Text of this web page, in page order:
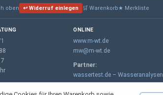
oben ↩ Widerruf einlegen 🛒 Warenkorb★ Merkliste
ONLINE
www.m-wt.de
mw@m-wt.de
Partner:
wassertest.de – Wasseranalysen